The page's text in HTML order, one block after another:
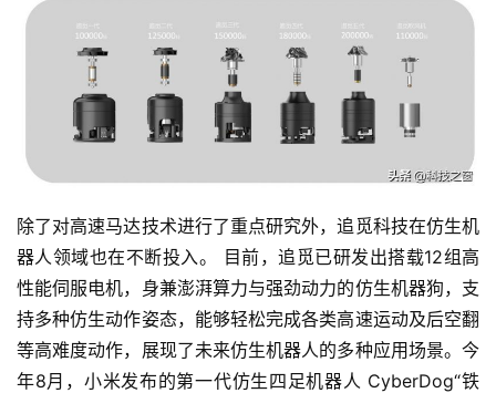
除了对高速马达技术进行了重点研究外，追觅科技在仿生机
器人领域也在不断投入。 目前，追觅已研发出搭载12组高
性能伺服电机，身兼澎湃算力与强劲动力的仿生机器狗，支
持多种仿生动作姿态，能够轻松完成各类高速运动及后空翻
等高难度动作，展现了未来仿生机器人的多种应用场景。今
年8月，小米发布的第一代仿生四足机器人 CyberDog“铁